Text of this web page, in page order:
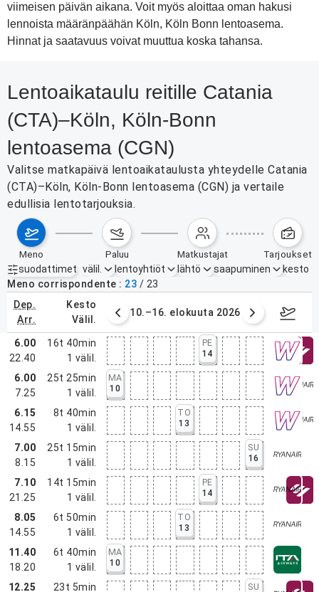
viimeisen päivän aikana. Voit myös aloittaa oman hakusi
lennoista määränpäähän Köln, Köln Bonn lentoasema.
Hinnat ja saatavuus voivat muuttua koska tahansa.
Lentoaikataulu reitille Catania
(CTA)–Köln, Köln-Bonn
lentoasema (CGN)
Valitse matkapäivä lentoaikataulusta yhteydelle Catania
(CTA)–Köln, Köln-Bonn lentoasema (CGN) ja vertaile
edullisia lentotarjouksia.
meno paluu matkustajat tarjoukset
suodattimet
Aktiiviset suodattimet ei mitään
välil. lentoyhtiöt lähtö saapuminen
kesto
Meno corrispondente
23 / 23
dep.
arr.
kesto
välil.
elokuuta 2026 10.–16. elokuuta 2026
6.00
22.40
16t 40min
1 välil.
PE
14
6.00
7.25
25t 25min
1 välil.
MA
10
6.15
14.55
8t 40min
1 välil.
TO
13
7.00
8.15
25t 15min
1 välil.
SU
16
7.10
21.25
14t 15min
1 välil.
PE
14
8.05
14.55
6t 50min
1 välil.
TO
13
11.40
18.20
6t 40min
1 välil.
MA
10
12.25
23t 5min
SU